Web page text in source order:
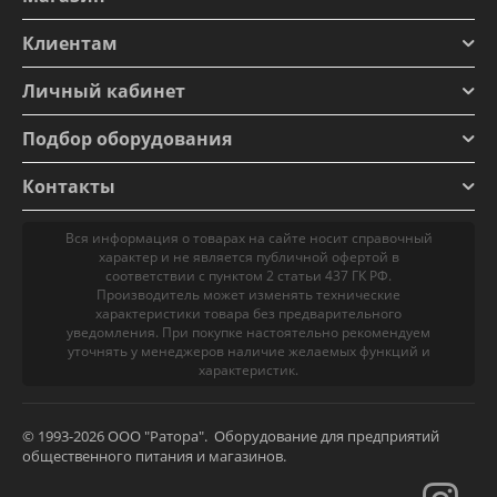
Клиентам
Личный кабинет
Подбор оборудования
Контакты
Вся информация о товарах на сайте носит справочный
характер и не является публичной офертой в
соответствии с пунктом 2 статьи 437 ГК РФ.
Производитель может изменять технические
характеристики товара без предварительного
уведомления. При покупке настоятельно рекомендуем
уточнять у менеджеров наличие желаемых функций и
характеристик.
© 1993-2026 ООО "Ратора". Оборудование для предприятий
общественного питания и магазинов.